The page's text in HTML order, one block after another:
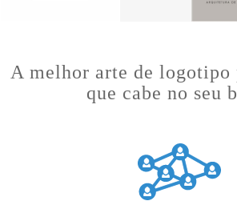
A melhor arte de logotipo
que cabe no seu